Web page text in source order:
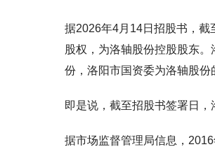
据2026年4月14日招股书，截
股权，为洛轴股份控股股东
份，洛阳市国资委为洛轴股份
即是说，截至招股书签署日，
据市场监督管理局信息，